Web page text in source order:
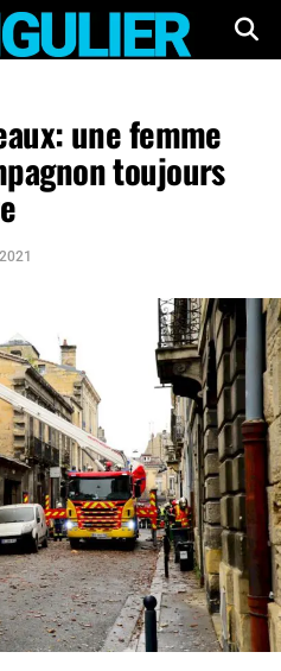
une femme
toujours